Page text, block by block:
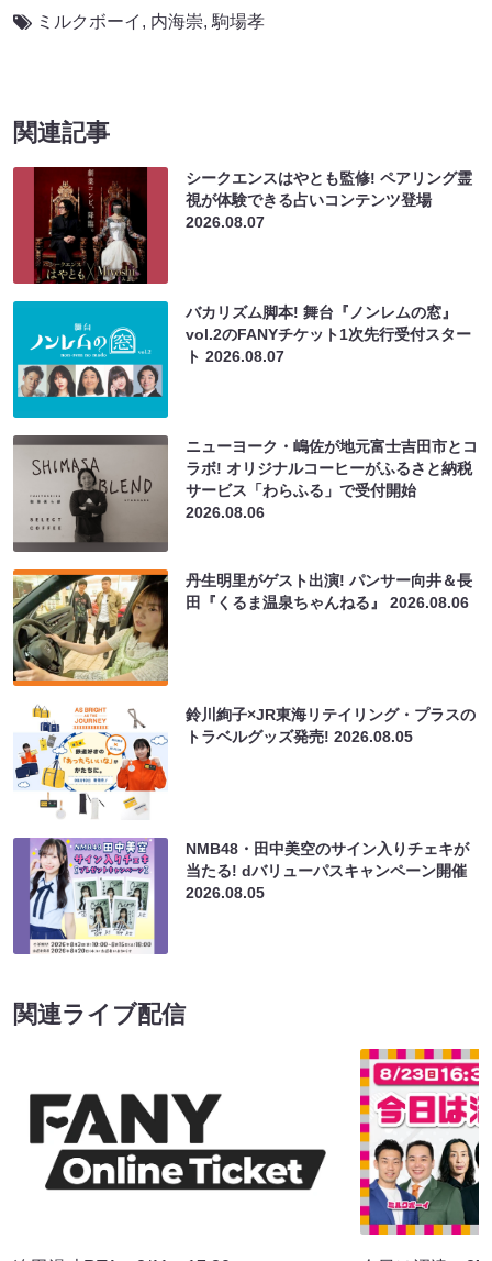
ミルクボーイ , 内海崇, 駒場孝
関連記事
シークエンスはやとも監修! ペアリング霊
視が体験できる占いコンテンツ登場
2026.08.07
バカリズム脚本! 舞台『ノンレムの窓』
vol.2のFANYチケット1次先行受付スター
ト2026.08.07
ニューヨーク・嶋佐が地元富士吉田市とコ
ラボ! オリジナルコーヒーがふるさと納税
サービス「わらふる」で受付開始
2026.08.06
丹生明里がゲスト出演! パンサー向井＆長
田『くるま温泉ちゃんねる』2026.08.06
鈴川絢子×JR東海リテイリング・プラスの
トラベルグッズ発売!2026.08.05
NMB48・田中美空のサイン入りチェキが
当たる! dバリューパスキャンペーン開催
2026.08.05
関連ライブ配信